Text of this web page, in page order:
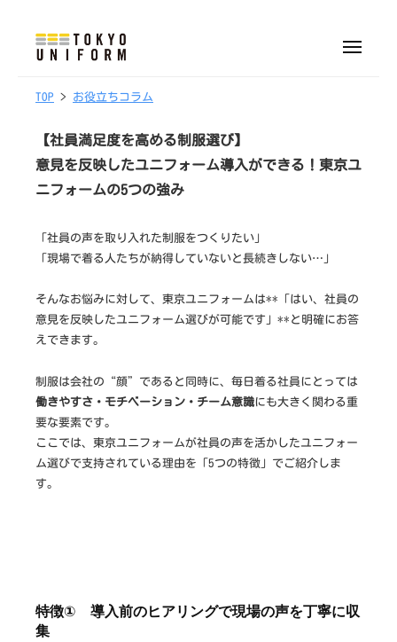
式
社
東
京
ニ
ォ
ー
ム
リ
ナ
ル
制
・
ユ
フ
ォ
ー
制
作
な
ら
メ
0
0
1
b
o
k
o
m
TOP > お役立ちコラム
【社員満足度を高める制服選び】
意見を反映したユニフォーム導入ができる！東京ユ
ニフォームの5つの強み
「社員の声を取り入れた制服をつくりたい」
「現場で着る人たちが納得していないと長続きしない…」
そんなお悩みに対して、東京ユニフォームは**「はい、社員の
意見を反映したユニフォーム選びが可能です」**と明確にお答
えできます。
制服は会社の“顔”であると同時に、毎日着る社員にとっては
働きやすさ・モチベーション・チーム意識にも大きく関わる重
要な要素です。
ここでは、東京ユニフォームが社員の声を活かしたユニフォー
ム選びで支持されている理由を「5つの特徴」でご紹介しま
す。
特徴① 導入前のヒアリングで現場の声を丁寧に収
集